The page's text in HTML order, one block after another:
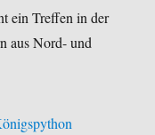
ein Treffen in der
aus Nord- und